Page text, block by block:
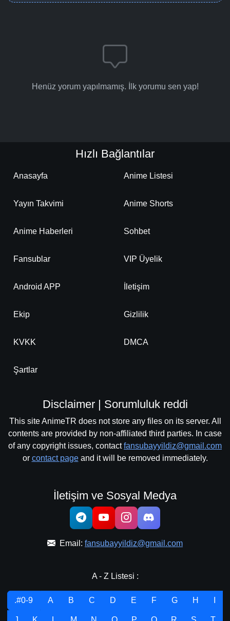
Henüz yorum yapılmamış. İlk yorumu sen yap!
Hızlı Bağlantılar
Anasayfa Anime Listesi
Yayın Takvimi Anime Shorts
Anime Haberleri Sohbet
Fansublar VIP Üyelik
Android APP İletişim
Ekip Gizlilik
KVKK DMCA
Şartlar
Disclaimer | Sorumluluk reddi
This site AnimeTR does not store any files on its server. All
contents are provided by non-affiliated third parties. In case
of any copyright issues, contactfansubayyildiz@gmail.com
or contact pageand it will be removed immediately.
İletişim ve Sosyal Medya
Email: fansubayyildiz@gmail.com
A - Z Listesi :
.#0-9 A B C D E F G H